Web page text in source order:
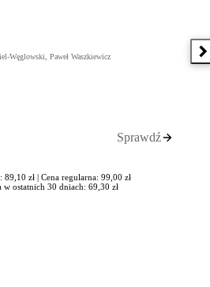
Węglowski, Paweł Waszkiewicz
Sprawdź
zł | Cena regularna: 99,00 zł
w ostatnich 30 dniach: 69,30 zł